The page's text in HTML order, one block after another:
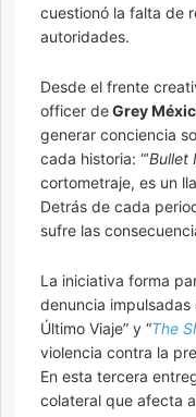
cuestionó la falta de
autoridades.
Desde el frente
officer deGrey
generar conciencia
cada historia: “’Bullet
cortometraje, es un
Detrás de cada
sufre las
La iniciativa forma
denuncia impulsadas
Último Viaje” y “The
violencia contra la
En esta tercera
colateral que afecta